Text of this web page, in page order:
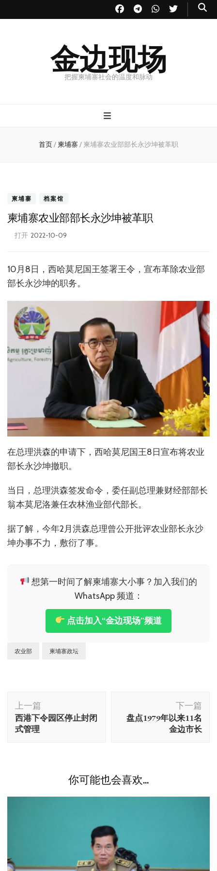
金边现场
把握柬埔寨社会的温度和脉动
首页/ 柬埔寨 / 柬埔寨农业部部长永沙坤被革职
柬埔寨 档案馆
柬埔寨农业部部长永沙坤被革职
打开 2022-10-09
10月8日，西哈莫尼国王签署王令，宣布革除农业部
部长永沙坤的职务。
在总理洪森的申请下，西哈莫尼国王8日宣布将农业
部长永沙坤撤职。
当日，总理洪森签发命令，委任副总理兼财经部部长
翁本莫尼洛兼任农林渔业部代部长。
据了解，今年2月洪森总理曾公开批评农业部长永沙
坤办事不力，敷衍了事。
想第一时间了解柬埔寨大小事？加入我们的
WhatsApp 频道：
点击加入“金边现场”频道
农业部 柬埔寨政坛
博
文
导
上一篇
西港下令园区停止封闭
式管理
下一篇
盘点1979年以来11名
金边市长
你可能也会喜欢...